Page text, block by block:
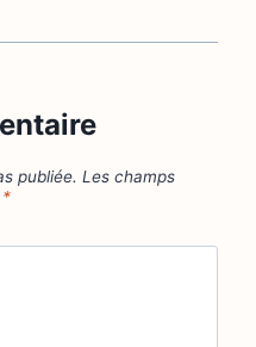
publiée. Les champs
*